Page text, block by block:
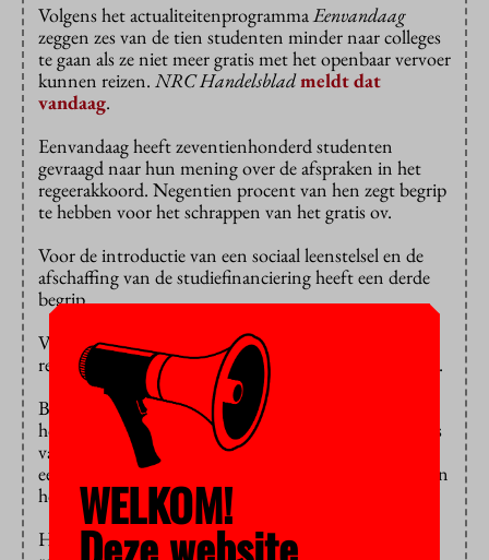
Volgens het actualiteitenprogrammaEenvandaag
zeggen zes van de tien studenten minder naar colleges
te gaan als ze niet meer gratis met het openbaar vervoer
kunnen reizen. NRC Handelsbladmeldt dat
vandaag.
Eenvandaag heeft zeventienhonderd studenten
gevraagd naar hun mening over de afspraken in het
regeerakkoord. Negentien procent van hen zegt begrip
te hebben voor het schrappen van het gratis ov.
Voor de introductie van een sociaal leenstelsel en de
afschaffing van de studiefinanciering heeft een derde
begrip.
Van de scholieren zegt 58 procent dat de verwachte
reiskosten een grote rol gaan spelen bij de studiekeuze.
Boze studenten denken straks tientallen tot
honderden euro’s per maand extra kwijt zijn. In plaats
van een ov-studentenkaart krijgen studenten straks
een kortingskaart, maar zelfs daarmee blijven de kosten
hoog.
Het Interstedelijk Studenten Overleg noemde het
WELKOM!